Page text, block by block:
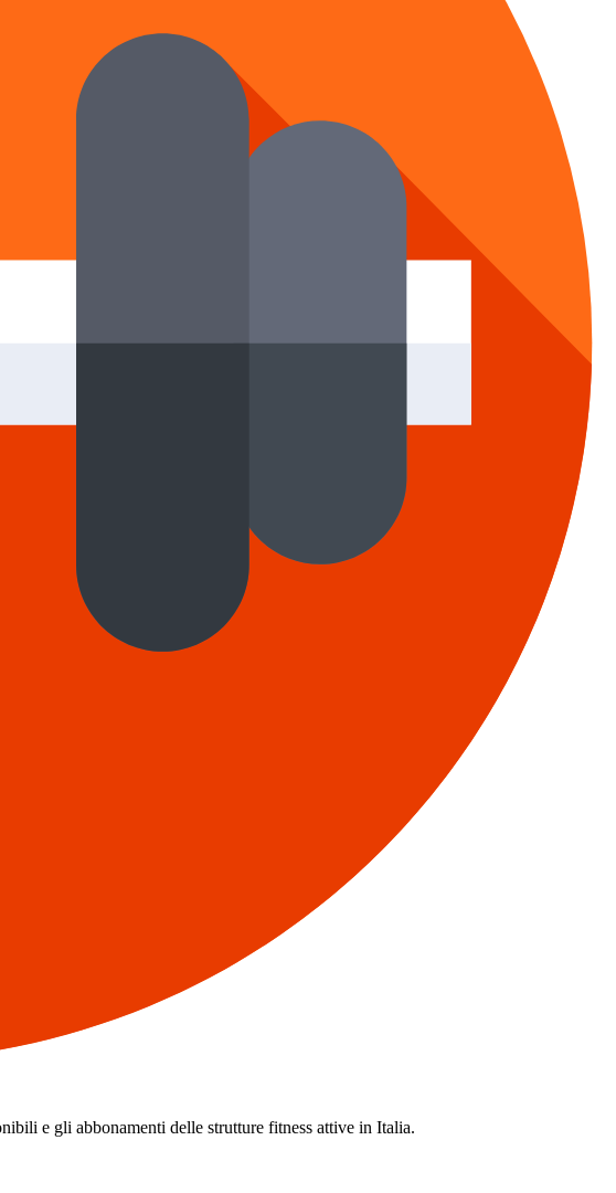
e gli abbonamenti delle strutture fitness attive in Italia.